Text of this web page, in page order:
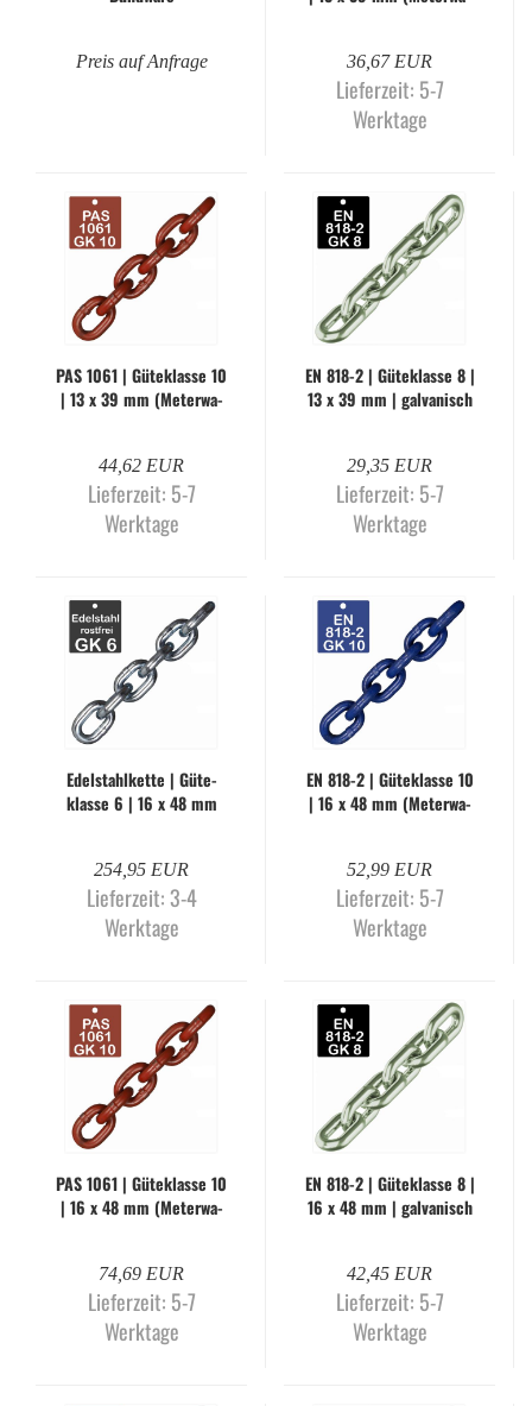
Preis auf Anfrage 36,67 EUR
Lieferzeit: 5-7
Werktage
PAS 1061 | Gü­te­klas­se 10
| 13 x 39 mm (Me­ter­wa­
44,62 EUR
Lieferzeit: 5-7
Werktage
EN 818-2 | Gü­te­klas­se 8 |
13 x 39 mm | gal­va­nisch
29,35 EUR
Lieferzeit: 5-7
Werktage
Edel­stahl­ket­te | Gü­te­
klas­se 6 | 16 x 48 mm
254,95 EUR
Lieferzeit:3-4
Werktage
EN 818-2 | Gü­te­klas­se 10
| 16 x 48 mm (Me­ter­wa­
52,99 EUR
Lieferzeit: 5-7
Werktage
PAS 1061 | Gü­te­klas­se 10
| 16 x 48 mm (Me­ter­wa­
74,69 EUR
Lieferzeit: 5-7
Werktage
EN 818-2 | Gü­te­klas­se 8 |
16 x 48 mm | gal­va­nisch
42,45 EUR
Lieferzeit: 5-7
Werktage